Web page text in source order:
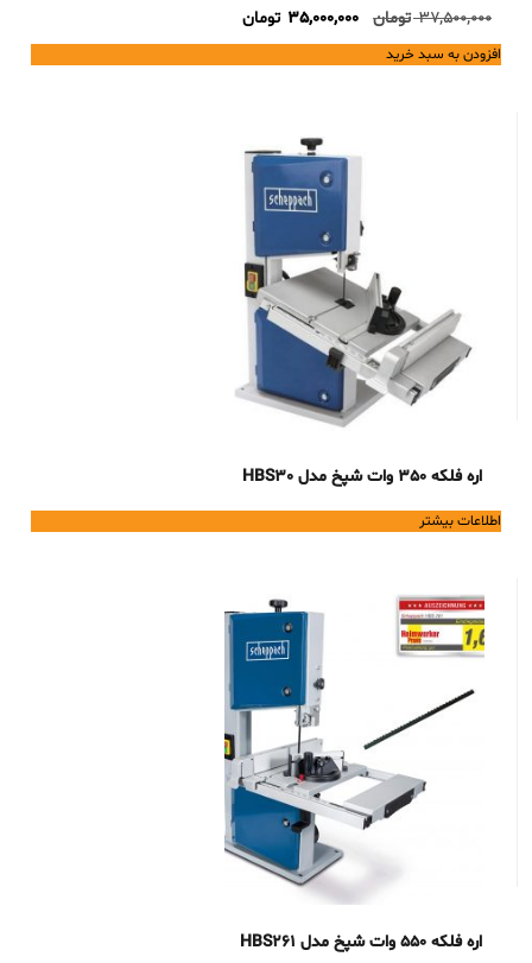
37,500,000 تومان
Original
price
was:
35,000,000 تومانCurrent
price
is:
افزودن به سبد خرید
اره فلکه 350 وات شپخ مدل HBS30
اطلاعات بیشتر
اره فلکه 550 وات شپخ مدل HBS261